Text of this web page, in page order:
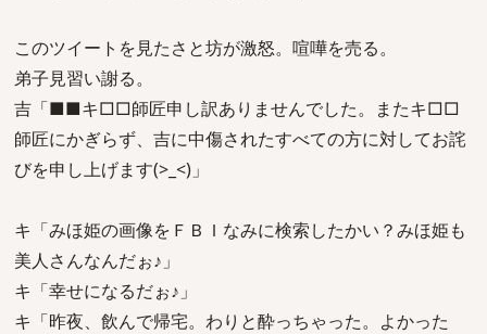
このツイートを見たさと坊が激怒。喧嘩を売る。
弟子見習い謝る。
吉「■■キ□□師匠申し訳ありませんでした。またキ□□
師匠にかぎらず、吉に中傷されたすべての方に対してお詫
びを申し上げます(>_<)」
キ「みほ姫の画像をＦＢＩなみに検索したかい？みほ姫も
美人さんなんだぉ♪」
キ「幸せになるだぉ♪」
キ「昨夜、飲んで帰宅。わりと酔っちゃった。よかった